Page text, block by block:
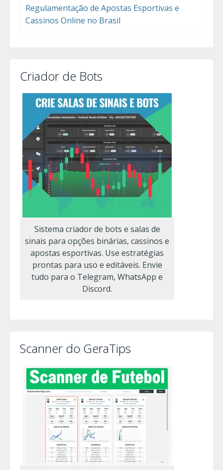
Regulamentação de Apostas Esportivas e
Cassinos Online no Brasil
Criador de Bots
Sistema criador de bots e salas de
sinais para opções binárias, cassinos e
apostas esportivas. Use estratégias
prontas para uso e editáveis. Envie
tudo para o Telegram, WhatsApp e
Discord.
Scanner do GeraTips